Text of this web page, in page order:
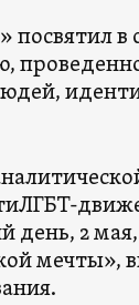
посвятил
2 мая,
мечты»,